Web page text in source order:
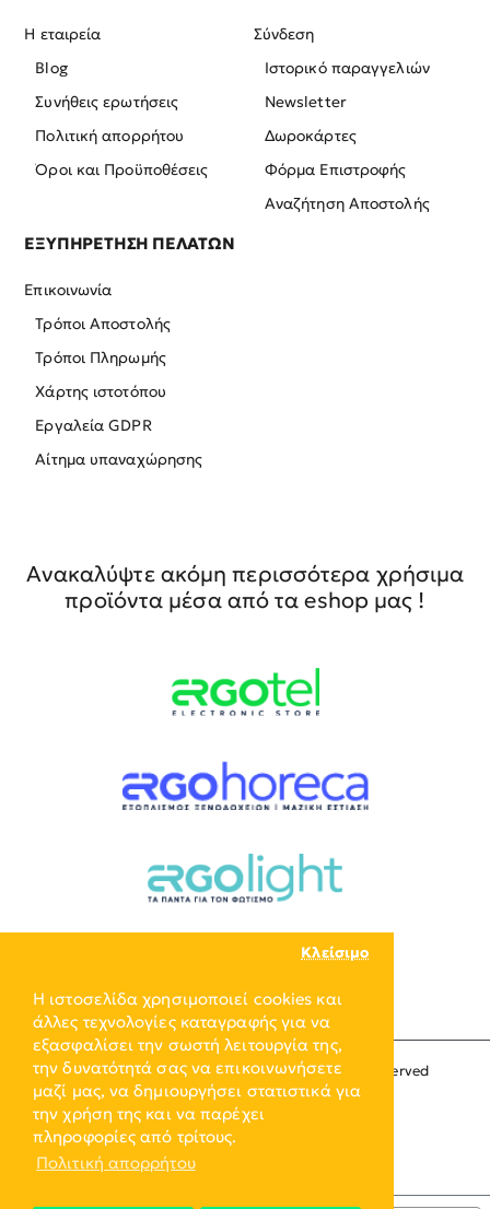
Η ιστοσελίδα χρησιμοποιεί cookies και
άλλες τεχνολογίες καταγραφής για να
εξασφαλίσει την σωστή λειτουργία της,
την δυνατότητά σας να επικοινωνήσετε
μαζί μας, να δημιουργήσει στατιστικά για
την χρήση της και να παρέχει
πληροφορίες από τρίτους.
Πολιτική απορρήτου
Κλείσιμο
Η εταιρεία
Blog
Συνήθεις ερωτήσεις
Πολιτική απορρήτου
Όροι και Προϋποθέσεις
Σύνδεση
Ιστορικό παραγγελιών
Newsletter
Δωροκάρτες
Φόρμα Επιστροφής
Αναζήτηση Αποστολής
ΕΞΥΠΗΡΕΤΗΣΗ ΠΕΛΑΤΩΝ
Επικοινωνία
Τρόποι Αποστολής
Τρόποι Πληρωμής
Χάρτης ιστοτόπου
Εργαλεία GDPR
Αίτημα υπαναχώρησης
Ανακαλύψτε ακόμη περισσότερα χρήσιμα
προϊόντα μέσα από τα eshop μας !
Copyright © 2024, ERGO-GROUP, All Rights Reserved